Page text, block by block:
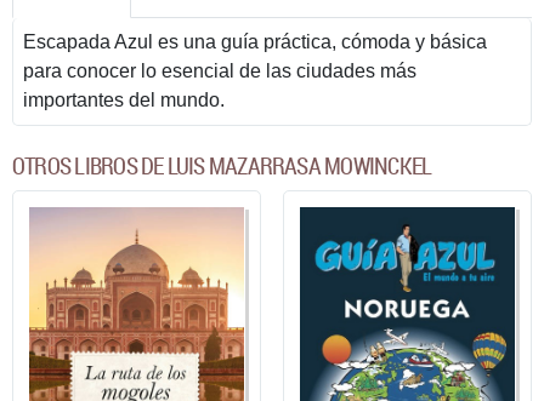
Escapada Azul es una guía práctica, cómoda y básica
para conocer lo esencial de las ciudades más
importantes del mundo.
OTROS LIBROS DE LUIS MAZARRASA MOWINCKEL